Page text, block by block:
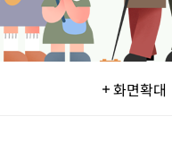
화면확대